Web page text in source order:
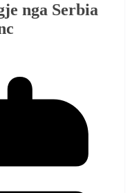
nga Serbia